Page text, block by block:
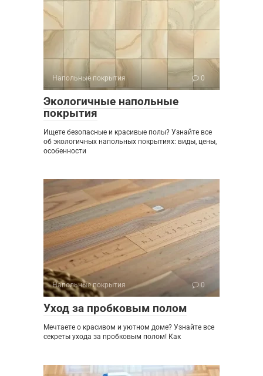
Напольные покрытия 0
Экологичные напольные
покрытия
Ищете безопасные и красивые полы? Узнайте все
об экологичных напольных покрытиях: виды, цены,
особенности
Напольные покрытия 0
Уход за пробковым полом
Мечтаете о красивом и уютном доме? Узнайте все
секреты ухода за пробковым полом! Как